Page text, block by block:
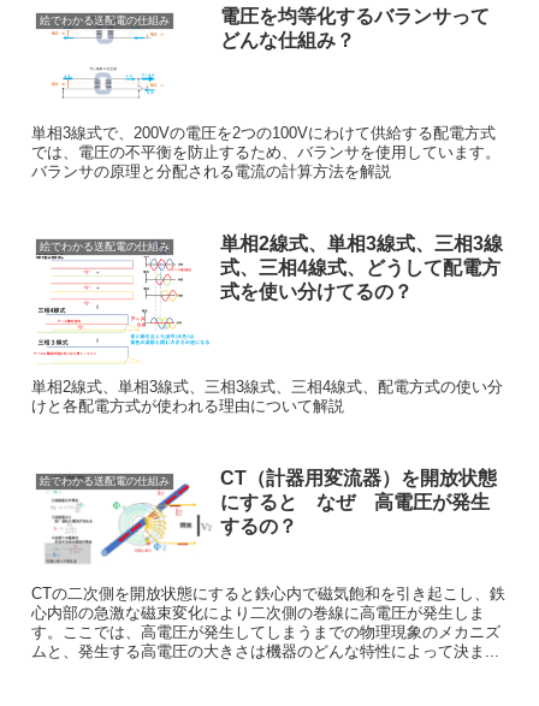
絵でわかる送配電の仕組み
電圧を均等化するバランサって
どんな仕組み？
単相3線式で、200Vの電圧を2つの100Vにわけて供給する配電方式
では、電圧の不平衡を防止するため、バランサを使用しています。
バランサの原理と分配される電流の計算方法を解説
絵でわかる送配電の仕組み
単相2線式、単相3線式、三相3線
式、三相4線式、どうして配電方
式を使い分けてるの？
単相2線式、単相3線式、三相3線式、三相4線式、配電方式の使い分
けと各配電方式が使われる理由について解説
絵でわかる送配電の仕組み
CT（計器用変流器）を開放状態
にすると なぜ 高電圧が発生
するの？
CTの二次側を開放状態にすると鉄心内で磁気飽和を引き起こし、鉄
心内部の急激な磁束変化により二次側の巻線に高電圧が発生しま
す。ここでは、高電圧が発生してしまうまでの物理現象のメカニズ
ムと、発生する高電圧の大きさは機器のどんな特性によって決ま...